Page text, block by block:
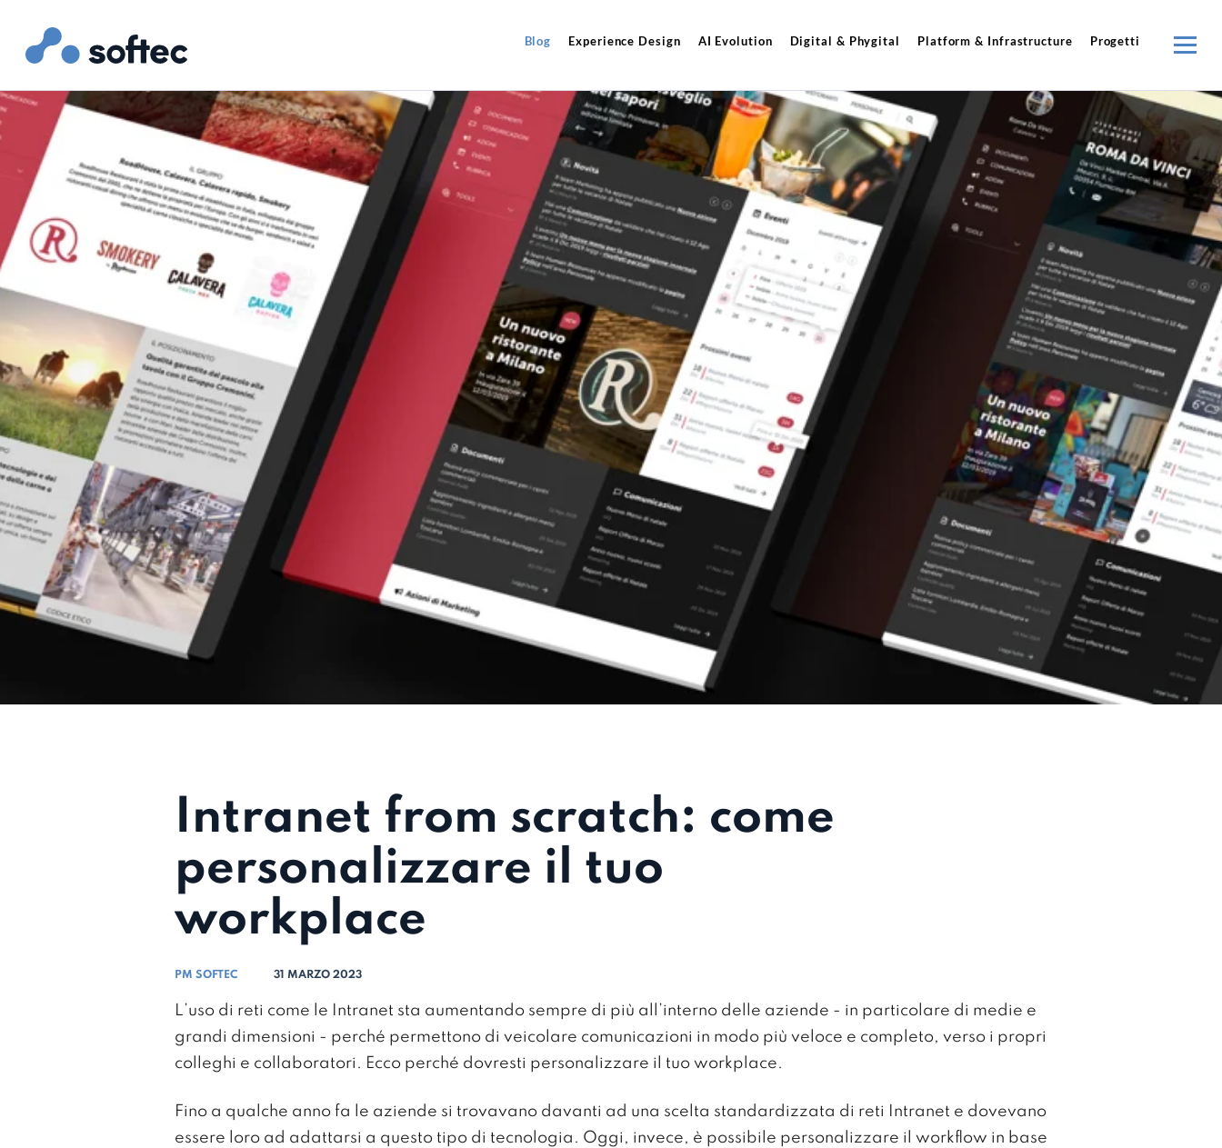
Blog Experience Design AI Evolution Digital & Phygital Platform & Infrastructure Progetti
Intranet from scratch: come
personalizzare il tuo
workplace
PM SOFTEC 31 MARZO 2023
L’uso di reti come le Intranet sta aumentando sempre di più all’interno delle aziende - in particolare di medie e
grandi dimensioni - perché permettono di veicolare comunicazioni in modo più veloce e completo, verso i propri
colleghi e collaboratori. Ecco perché dovresti personalizzare il tuo workplace.
Fino a qualche anno fa le aziende si trovavano davanti ad una scelta standardizzata di reti Intranet e dovevano
essere loro ad adattarsi a questo tipo di tecnologia. Oggi, invece, è possibile personalizzare il workflow in base